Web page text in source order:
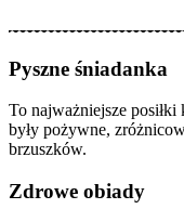
Pyszne śniadanka
To najważniejsze
były pożywne,
brzuszków.
Zdrowe obiady